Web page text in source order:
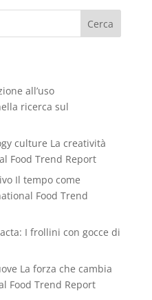
Cerca
all’uso
ricerca sul
culture La creatività
Food Trend Report
Il tempo come
Food Trend
I frollini con gocce di
La forza che cambia
Food Trend Report